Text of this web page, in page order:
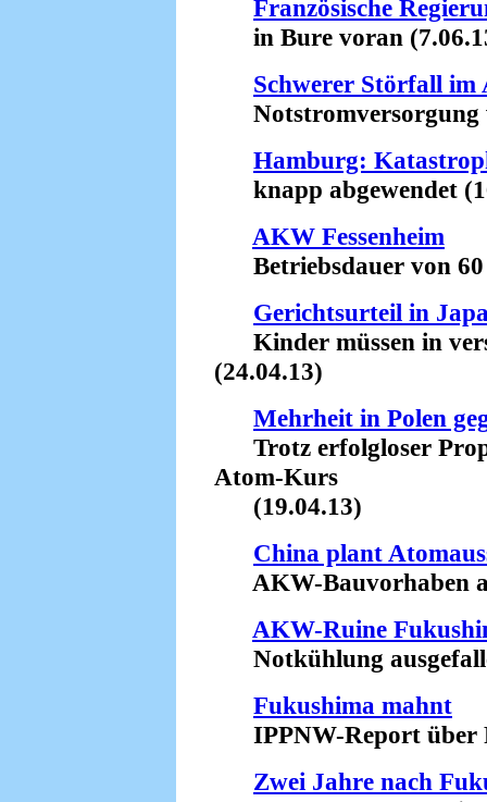
Französische
in Bure voran
Schwerer Störfall
Notstromversorgung
Hamburg:
knapp abgewendet
AKW Fessenheim
Betriebsdauer von 60
Gerichtsurteil in
Kinder müssen in
(24.04.13)
Mehrheit in Polen
Trotz erfolgloser
Atom-Kurs
(19.04.13)
China plant
AKW-Bauvorhaben
AKW-Ruine
Notkühlung
Fukushima mahnt
IPPNW-Report über
Zwei Jahre nach